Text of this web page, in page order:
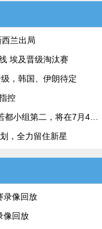
兰出局
埃及晋级淘汰赛
，韩国、伊朗待定
控
，全力留住新星
录像回放
像回放